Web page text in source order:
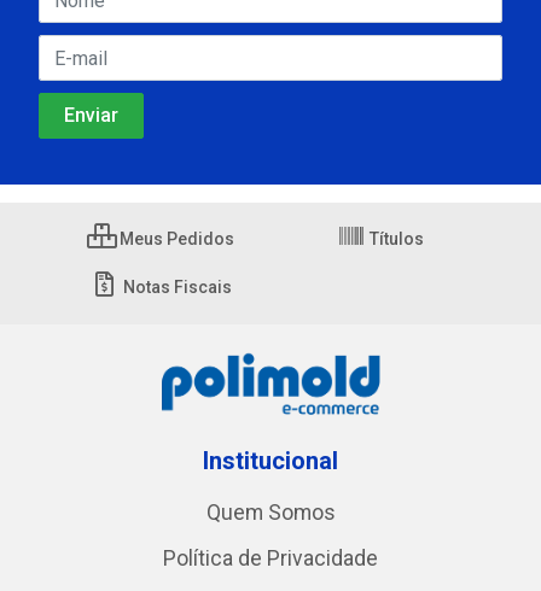
Meus Pedidos Títulos
Notas Fiscais
Institucional
Quem Somos
Política de Privacidade